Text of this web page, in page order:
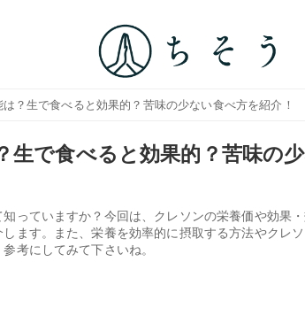
？生で食べると効果的？苦味の少ない食べ方を紹介！
生で食べると効果的？苦味の
っていますか？今回は、クレソンの栄養価や効果
ます。また、栄養を効率的に摂取する方法やクレ
考にしてみて下さいね。